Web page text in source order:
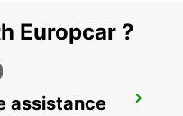
Europcar ?
assistance